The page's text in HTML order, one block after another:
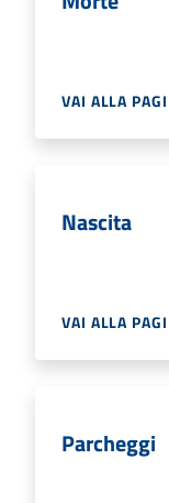
VAI ALLA
Nascita
VAI ALLA
Parcheggi